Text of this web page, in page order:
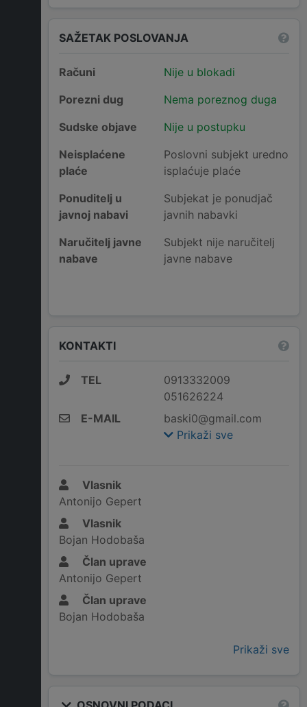
SAŽETAK POSLOVANJA
Računi
Nije u blokadi
Porezni dug
Nema poreznog duga
Sudske objave
Nije u postupku
Neisplaćene
plaće
Poslovni subjekt uredno
isplaćuje plaće
Ponuditelj u
javnoj nabavi
Subjekat je ponudjač
javnih nabavki
Naručitelj javne
nabave
Subjekt nije naručitelj
javne nabave
KONTAKTI
TEL
0913332009
051626224
E-MAIL
baski0@gmail.com
Prikaži sve
Vlasnik
Antonijo Gepert
Vlasnik
Bojan Hodobaša
Član uprave
Antonijo Gepert
Član uprave
Bojan Hodobaša
Prikaži sve